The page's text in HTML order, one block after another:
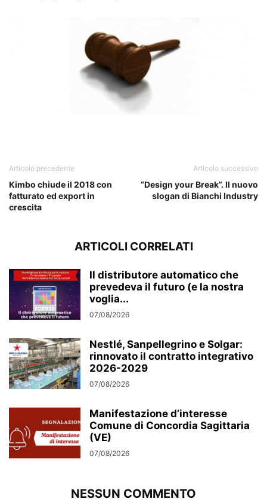
Articolo precedente
Kimbo chiude il 2018 con
fatturato ed export in
crescita
Articolo successivo
“Design your Break”. Il nuovo
slogan di Bianchi Industry
ARTICOLI CORRELATI
Il distributore automatico che
prevedeva il futuro (e la nostra
voglia...
07/08/2026
Nestlé, Sanpellegrino e Solgar:
rinnovato il contratto integrativo
2026-2029
07/08/2026
Manifestazione d’interesse
Comune di Concordia Sagittaria
(VE)
07/08/2026
NESSUN COMMENTO